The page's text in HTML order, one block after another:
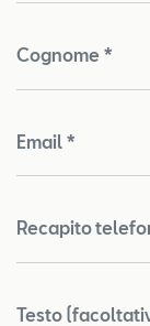
Cognome *
Email *
Recapito
Testo